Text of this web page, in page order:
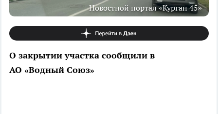
Новостной портал «Курган 45»
О закрытии участка сообщили в
АО «Водный Союз»